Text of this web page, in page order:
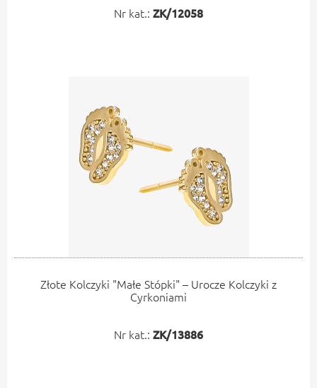
Nr kat.: ZK/12058
Złote Kolczyki "Małe Stópki" – Urocze Kolczyki z
Cyrkoniami
Nr kat.: ZK/13886